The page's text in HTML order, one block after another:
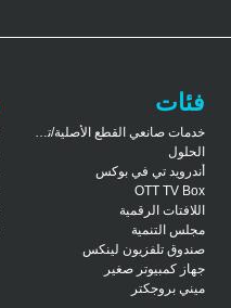
فئات
الحلول
أندرويد تي في بوكس
OTT TV Box
اللافتات الرقمية
مجلس التنمية
صندوق تلفزيون لينكس
جهاز كمبيوتر صغير
ميني بروجكتر